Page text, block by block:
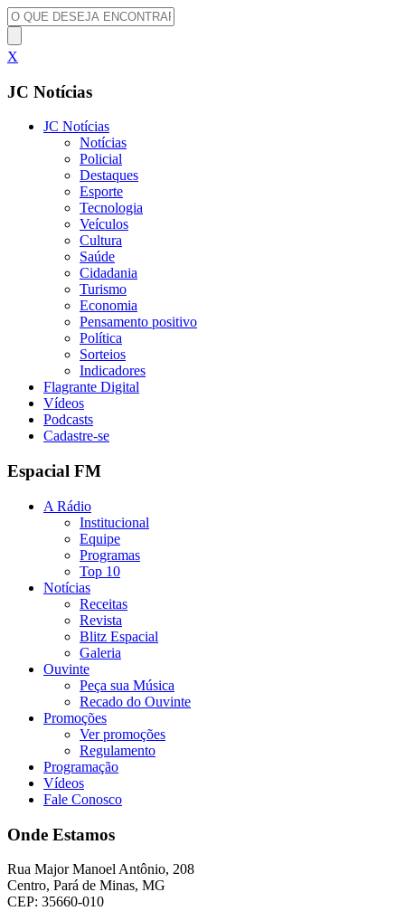
X
JC Notícias
JC Notícias
Notícias
Policial
Destaques
Esporte
Tecnologia
Veículos
Cultura
Saúde
Cidadania
Turismo
Economia
Pensamento positivo
Política
Sorteios
Indicadores
Flagrante Digital
Vídeos
Podcasts
Cadastre-se
Espacial FM
A Rádio
Institucional
Equipe
Programas
Top 10
Notícias
Receitas
Revista
Blitz Espacial
Galeria
Ouvinte
Peça sua Música
Recado do Ouvinte
Promoções
Ver promoções
Regulamento
Programação
Vídeos
Fale Conosco
Onde Estamos
Rua Major Manoel Antônio, 208
Centro, Pará de Minas, MG
CEP: 35660-010